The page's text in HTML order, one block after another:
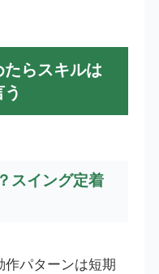
らスキルは
スイング定着
作パターンは短期